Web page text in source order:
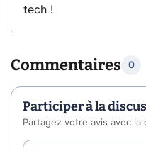
tech !
Commentaires 0
Participer à la
Partagez votre avis avec la